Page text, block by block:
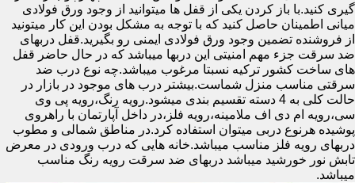
گیری کنید.با باز کردن یکی از قفل ها میتوانید از وجود ورق فولادی
میانی اطمینان حاصل کنید که با توجه به مشکل بودن این کار میتونید
از فروشنده تضمین وجود ورق فولادی ایمنی رو بگیرید.قفل دربهای
ضد سرقت جزء مهم امنیتی این دربها میباشد که در حال حاضر قفل
های ساخت کشور ترکیه نسبتا مرغوب میباشد.چه نوع درب ضد
سرقتی مناسب منزل شماست.بیشتر درب های موجود در بازار در
حالت کلی به 4 دسته تقسیم بندی میشود.رویه رنگ،رویه پی وی
سی،رویه ام دی اف ملامینه،رویه فلز،در داخل آپارتمان با راهروی
پوشیده هرنوع دربی میتوان استفاده کرد.در مناطق شمالی و مطوب
دربهای رویه فلز مناسب میباشد.خانه هایی که درب ورودی در معرض
تابش نور خورشید میباشد دربهای ضد سرقت رویه رنگ مناسب
میباشد.